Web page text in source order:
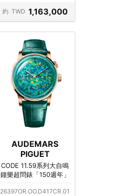
約 TWD 1,163,000
AUDEMARS
PIGUET
CODE 11.59系列大自鳴
鐘樂超問錶「150週年」
26397OR.OO.D417CR.01